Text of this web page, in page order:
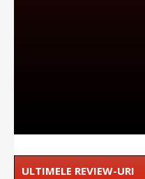
ULTIMELE REVIEW-URI